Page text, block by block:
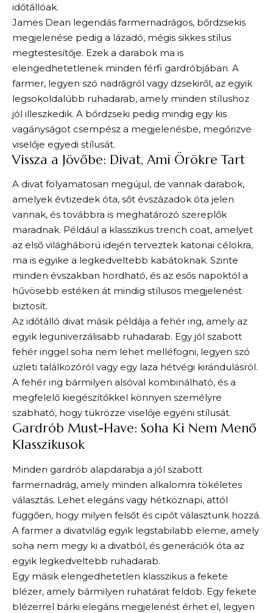
időtállóak.
James Dean legendás farmernadrágos, bőrdzsekis
megjelenése pedig a lázadó, mégis sikkes stílus
megtestesítője. Ezek a darabok ma is
elengedhetetlenek minden férfi gardróbjában. A
farmer, legyen szó nadrágról vagy dzsekiről, az egyik
legsokoldalúbb ruhadarab, amely minden stílushoz
jól illeszkedik. A bőrdzseki pedig mindig egy kis
vagányságot csempész a megjelenésbe, megőrizve
viselője egyedi stílusát.
Vissza a Jövőbe: Divat, Ami Örökre Tart
A divat folyamatosan megújul, de vannak darabok,
amelyek évtizedek óta, sőt évszázadok óta jelen
vannak, és továbbra is meghatározó szereplők
maradnak. Például a klasszikus trench coat, amelyet
az első világháború idején terveztek katonai célokra,
ma is egyike a legkedveltebb kabátoknak. Szinte
minden évszakban hordható, és az esős napoktól a
hűvösebb estéken át mindig stílusos megjelenést
biztosít.
Az időtálló divat másik példája a fehér ing, amely az
egyik leguniverzálisabb ruhadarab. Egy jól szabott
fehér inggel soha nem lehet melléfogni, legyen szó
üzleti találkozóról vagy egy laza hétvégi kirándulásról.
A fehér ing bármilyen alsóval kombinálható, és a
megfelelő kiegészítőkkel könnyen személyre
szabható, hogy tükrözze viselője egyéni stílusát.
Gardrób Must-Have: Soha Ki Nem Menő
Klasszikusok
Minden gardrób alapdarabja a jól szabott
farmernadrág, amely minden alkalomra tökéletes
választás. Lehet elegáns vagy hétköznapi, attól
függően, hogy milyen felsőt és cipőt választunk hozzá.
A farmer a divatvilág egyik legstabilabb eleme, amely
soha nem megy ki a divatból, és generációk óta az
egyik legkedveltebb ruhadarab.
Egy másik elengedhetetlen klasszikus a fekete
blézer, amely bármilyen ruhatárat feldob. Egy fekete
blézerrel bárki elegáns megjelenést érhet el, legyen